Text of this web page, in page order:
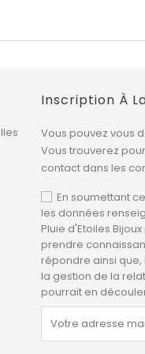
Inscription À
Vous pouvez vous
Vous trouverez
contact dans les
En soumettant
les données
Pluie d'Etoiles
prendre
répondre ainsi
la gestion de la
pourrait en